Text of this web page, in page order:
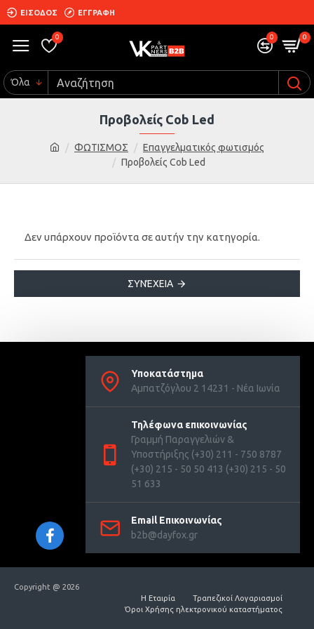
ΕΙΣΟΔΟΣ ΕΓΓΡΑΦΗ
0 0 0
Όλα
ΦΩΤΙΣΜΟΣ
Επαγγελματικός φωτισμός
Προβολείς Cob Led
Προβολείς Cob Led
Δεν υπάρχουν προϊόντα σε αυτήν την κατηγορία.
ΣΥΝΈΧΕΙΑ
Υποκατάστημα
Αμπατζόγλου 2 14231 - Νέα Ιωνία
Τηλέφωνα επικοινωνίας
Γραμμή Παραγγελιών &
Υποστήριξης (+30) 211 - 750 8787
(+30) 215 - 50 50 413 (+30) 215 - 50
51 633
Email Επικοινωνίας
b2b@dayfox.gr
Copyright @ 2026
Η Εταιρία
Τραπεζικοί Λογαριασμοί
Όροι Χρήσης ηλεκτρονικού καταστήματος